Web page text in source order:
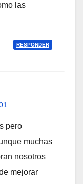
las
RESPONDER
pero
muchas
nosotros
mejorar